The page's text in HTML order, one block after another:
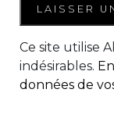
Ce site utilise
indésirables.
données de